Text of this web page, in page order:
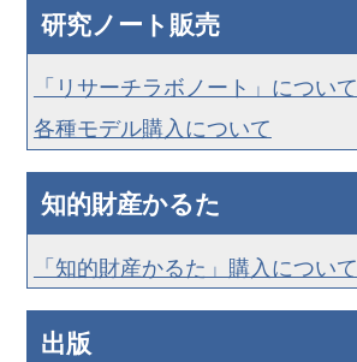
研究ノート販売
「リサーチラボノート」について
各種モデル購入について
知的財産かるた
「知的財産かるた」購入について
出版